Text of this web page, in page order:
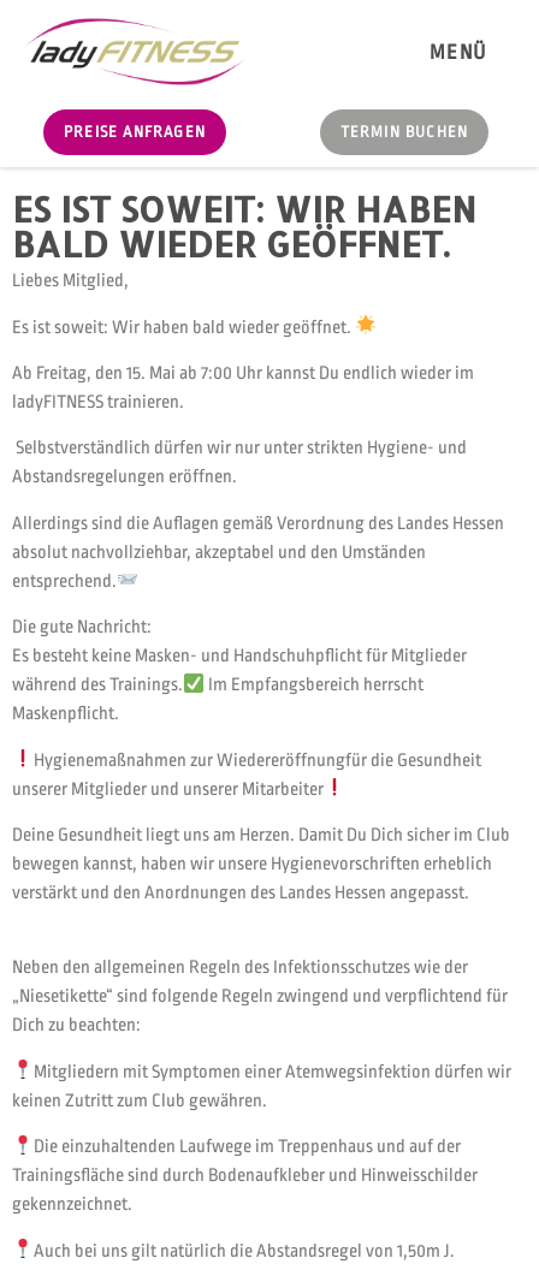
MENÜ
PREISE ANFRAGEN TERMIN BUCHEN
ES IST SOWEIT: WIR HABEN
BALD WIEDER GEÖFFNET.
Liebes Mitglied,
Es ist soweit: Wir haben bald wieder geöffnet.
Ab Freitag, den 15. Mai ab 7:00 Uhr kannst Du endlich wieder im
ladyFITNESS trainieren.
Selbstverständlich dürfen wir nur unter strikten Hygiene- und
Abstandsregelungen eröffnen.
Allerdings sind die Auflagen gemäß Verordnung des Landes Hessen
absolut nachvollziehbar, akzeptabel und den Umständen
entsprechend.
Die gute Nachricht:
Es besteht keine Masken- und Handschuhpflicht für Mitglieder
während des Trainings.
Im Empfangsbereich herrscht
Maskenpflicht.
Hygienemaßnahmen zur Wiedereröffnungfür die Gesundheit
unserer Mitglieder und unserer Mitarbeiter
Deine Gesundheit liegt uns am Herzen. Damit Du Dich sicher im Club
bewegen kannst, haben wir unsere Hygienevorschriften erheblich
verstärkt und den Anordnungen des Landes Hessen angepasst.
Neben den allgemeinen Regeln des Infektionsschutzes wie der
„Niesetikette“ sind folgende Regeln zwingend und verpflichtend für
Dich zu beachten:
Mitgliedern mit Symptomen einer Atemwegsinfektion dürfen wir
keinen Zutritt zum Club gewähren.
Die einzuhaltenden Laufwege im Treppenhaus und auf der
Trainingsfläche sind durch Bodenaufkleber und Hinweisschilder
gekennzeichnet.
Auch bei uns gilt natürlich die Abstandsregel von 1,50m J.